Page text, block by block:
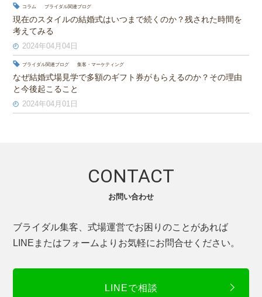
コラム ブライダル関連ブログ
現在のスタイルの結婚式はいつまで続くのか？残された時間を
考えてみる
2024年04月04日
ブライダル関連ブログ 集客・マーケティング
なぜ結婚式場見学で多額のギフト券がもらえるのか？その理由
と今後起こること
2024年04月01日
CONTACT
お問い合わせ
ブライダル集客、式場運営でお困りのことがあれば
LINEまたはフォームよりお気軽にお問合せください。
LINEで相談